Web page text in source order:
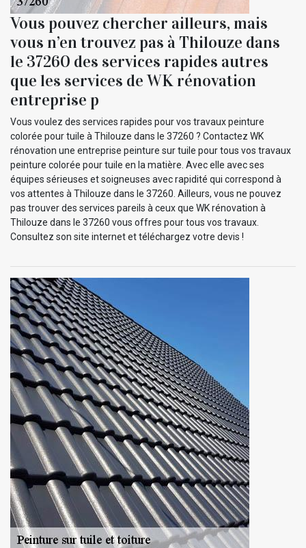
Vous pouvez chercher ailleurs, mais
vous n’en trouvez pas à Thilouze dans
le 37260 des services rapides autres
que les services de WK rénovation
entreprise p
Vous voulez des services rapides pour vos travaux peinture
colorée pour tuile à Thilouze dans le 37260 ? Contactez WK
rénovation une entreprise peinture sur tuile pour tous vos travaux
peinture colorée pour tuile en la matière. Avec elle avec ses
équipes sérieuses et soigneuses avec rapidité qui correspond à
vos attentes à Thilouze dans le 37260. Ailleurs, vous ne pouvez
pas trouver des services pareils à ceux que WK rénovation à
Thilouze dans le 37260 vous offres pour tous vos travaux.
Consultez son site internet et téléchargez votre devis !